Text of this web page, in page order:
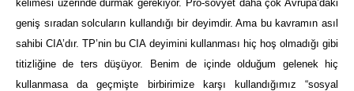
kelimesi üzerinde durmak gerekiyor. Pro-sovyet daha çok Avrupa’daki
geniş sıradan solcuların kullandığı bir deyimdir. Ama bu kavramın asıl
sahibi CIA’dır. TP’nin bu CIA deyimini kullanması hiç hoş olmadığı gibi
titizliğine de ters düşüyor. Benim de içinde olduğum gelenek hiç
kullanmasa da geçmişte birbirimize karşı kullandığımız “sosyal